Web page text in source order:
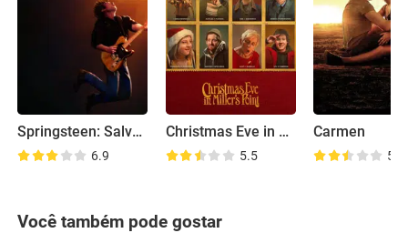
Springsteen: Salve-me do Desconhecido
6.9
Christmas Eve in Miller's Point
5.5
Carmen
5.7
Você também pode gostar